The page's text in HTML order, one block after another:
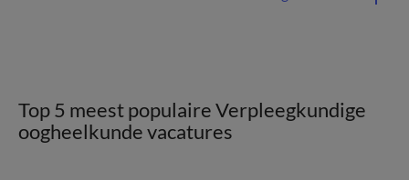
Top 5 meest populaire Verpleegkundige
oogheelkunde vacatures